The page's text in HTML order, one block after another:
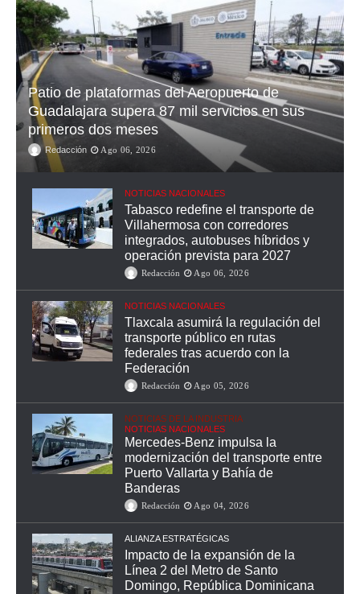
Patio de plataformas del Aeropuerto de
Guadalajara supera 87 mil servicios en sus
primeros dos meses
Redacción Ago 06, 2026
NOTICIAS NACIONALES
Tabasco redefine el transporte de
Villahermosa con corredores
integrados, autobuses híbridos y
operación prevista para 2027
Redacción Ago 06, 2026
NOTICIAS NACIONALES
Tlaxcala asumirá la regulación del
transporte público en rutas
federales tras acuerdo con la
Federación
Redacción Ago 05, 2026
NOTICIAS DE LA INDUSTRIA
NOTICIAS NACIONALES
Mercedes-Benz impulsa la
modernización del transporte entre
Puerto Vallarta y Bahía de
Banderas
Redacción Ago 04, 2026
ALIANZA ESTRATÉGICAS
Impacto de la expansión de la
Línea 2 del Metro de Santo
Domingo, República Dominicana